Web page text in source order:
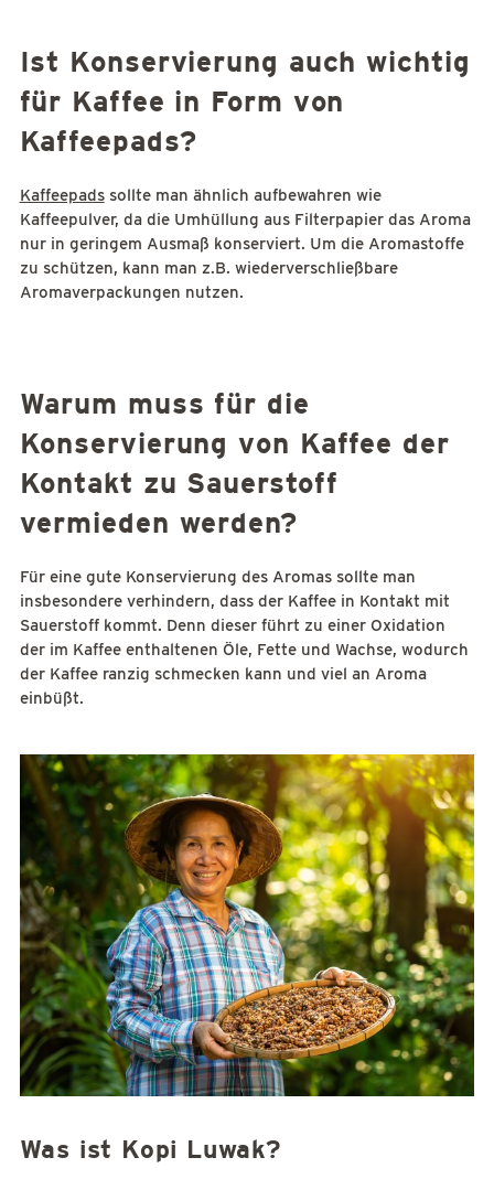
Ist Konservierung auch wichtig
für Kaffee in Form von
Kaffeepads?
Kaffeepadssollte man ähnlich aufbewahren wie
Kaffeepulver, da die Umhüllung aus Filterpapier das Aroma
nur in geringem Ausmaß konserviert. Um die Aromastoffe
zu schützen, kann man z.B. wiederverschließbare
Aromaverpackungen nutzen.
Warum muss für die
Konservierung von Kaffee der
Kontakt zu Sauerstoff
vermieden werden?
Für eine gute Konservierung des Aromas sollte man
insbesondere verhindern, dass der Kaffee in Kontakt mit
Sauerstoff kommt. Denn dieser führt zu einer Oxidation
der im Kaffee enthaltenen Öle, Fette und Wachse, wodurch
der Kaffee ranzig schmecken kann und viel an Aroma
einbüßt.
Was ist Kopi Luwak?